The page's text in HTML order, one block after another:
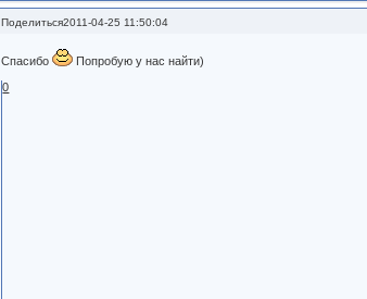
Поделиться2011-04-25 11:50:04
Спасибо
Попробую у нас найти)
0